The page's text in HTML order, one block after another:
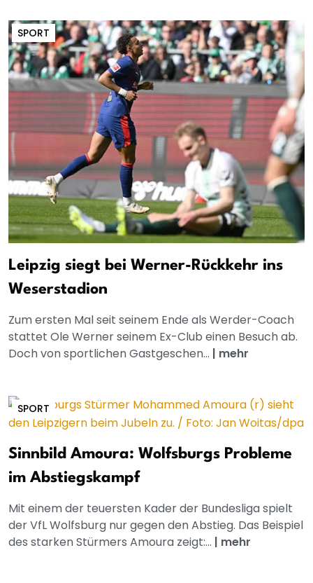
SPORT
Leipzig siegt bei Werner-Rückkehr ins
Weserstadion
Zum ersten Mal seit seinem Ende als Werder-Coach
stattet Ole Werner seinem Ex-Club einen Besuch ab.
Doch von sportlichen Gastgeschen... | mehr
SPORT
Sinnbild Amoura: Wolfsburgs Probleme
im Abstiegskampf
Mit einem der teuersten Kader der Bundesliga spielt
der VfL Wolfsburg nur gegen den Abstieg. Das Beispiel
des starken Stürmers Amoura zeigt:... | mehr